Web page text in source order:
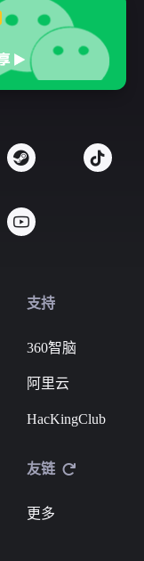
支持
360智脑
阿里云
HacKingClub
友链
更多